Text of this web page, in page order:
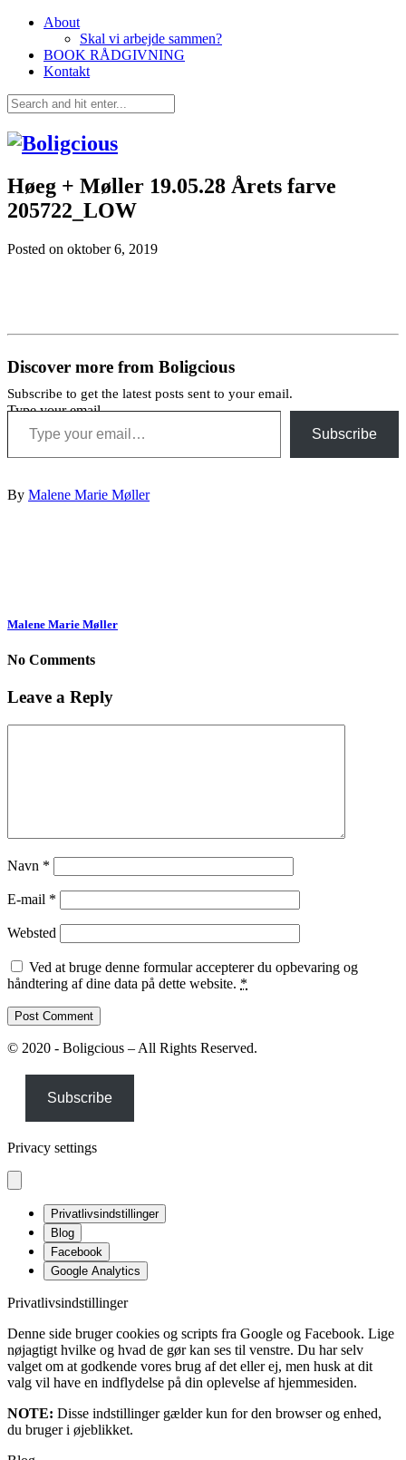
About
Skal vi arbejde sammen?
BOOK RÅDGIVNING
Kontakt
Høeg + Møller 19.05.28 Årets farve
205722_LOW
Posted on oktober 6, 2019
Discover more from Boligcious
Subscribe to get the latest posts sent to your email.
Type your email…
Subscribe
By Malene Marie Møller
Malene Marie Møller
No Comments
Leave a Reply
Navn *
E-mail *
Websted
Ved at bruge denne formular accepterer du opbevaring og
håndtering af dine data på dette website. *
© 2020 - Boligcious – All Rights Reserved.
Subscribe
Privacy settings
Privatlivsindstillinger
Blog
Facebook
Google Analytics
Privatlivsindstillinger
Denne side bruger cookies og scripts fra Google og Facebook. Lige
nøjagtigt hvilke og hvad de gør kan ses til venstre. Du har selv
valget om at godkende vores brug af det eller ej, men husk at dit
valg vil have en indflydelse på din oplevelse af hjemmesiden.
NOTE: Disse indstillinger gælder kun for den browser og enhed,
du bruger i øjeblikket.